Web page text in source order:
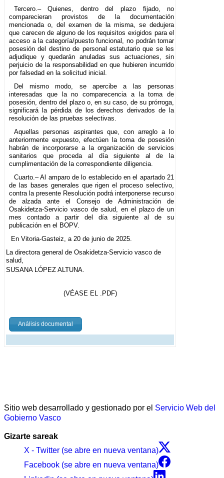
Tercero.– Quienes, dentro del plazo fijado, no
comparecieran provistos de la documentación
mencionada o, del examen de la misma, se dedujera
que carecen de alguno de los requisitos exigidos para el
acceso a la categoría/puesto funcional, no podrán tomar
posesión del destino de personal estatutario que se les
adjudique y quedarán anuladas sus actuaciones, sin
perjuicio de la responsabilidad en que hubieren incurrido
por falsedad en la solicitud inicial.
Del mismo modo, se apercibe a las personas
interesadas que la no comparecencia a la toma de
posesión, dentro del plazo o, en su caso, de su prórroga,
significará la pérdida de los derechos derivados de la
resolución de las pruebas selectivas.
Aquellas personas aspirantes que, con arreglo a lo
anteriormente expuesto, efectúen la toma de posesión
habrán de incorporarse a la organización de servicios
sanitarios que proceda al día siguiente al de la
cumplimentación de la correspondiente diligencia.
Cuarto.– Al amparo de lo establecido en el apartado 21
de las bases generales que rigen el proceso selectivo,
contra la presente Resolución podrá interponerse recurso
de alzada ante el Consejo de Administración de
Osakidetza-Servicio vasco de salud, en el plazo de un
mes contado a partir del día siguiente al de su
publicación en el BOPV.
En Vitoria-Gasteiz, a 20 de junio de 2025.
La directora general de Osakidetza-Servicio vasco de
salud,
SUSANA LÓPEZ ALTUNA.
(VÉASE EL .PDF)
Análisis documental
Sitio web desarrollado y gestionado por el Servicio Web del
Gobierno Vasco
Gizarte sareak
X - Twitter (se abre en nueva ventana)
Facebook (se abre en nueva ventana)